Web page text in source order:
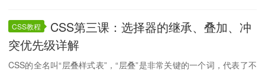
CSS教程
CSS第三课：选择器的继承、叠加、冲
突优先级详解
CSS的全名叫“层叠样式表”，“层叠”是非常关键的一个词，代表了不